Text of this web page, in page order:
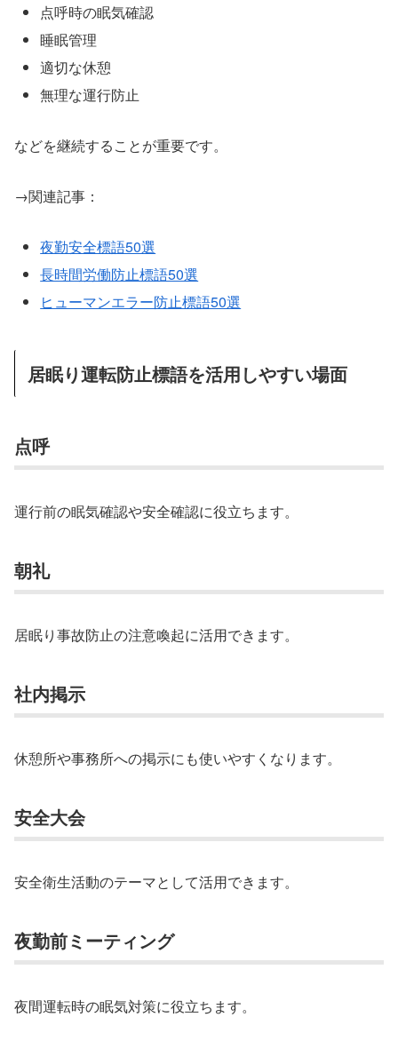
点呼時の眠気確認
睡眠管理
適切な休憩
無理な運行防止
などを継続することが重要です。
→関連記事：
夜勤安全標語50選
長時間労働防止標語50選
ヒューマンエラー防止標語50選
居眠り運転防止標語を活用しやすい場面
点呼
運行前の眠気確認や安全確認に役立ちます。
朝礼
居眠り事故防止の注意喚起に活用できます。
社内掲示
休憩所や事務所への掲示にも使いやすくなります。
安全大会
安全衛生活動のテーマとして活用できます。
夜勤前ミーティング
夜間運転時の眠気対策に役立ちます。